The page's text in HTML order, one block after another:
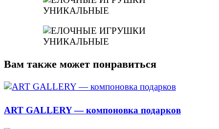
Вам также может понравиться
ART GALLERY — компоновка подарков